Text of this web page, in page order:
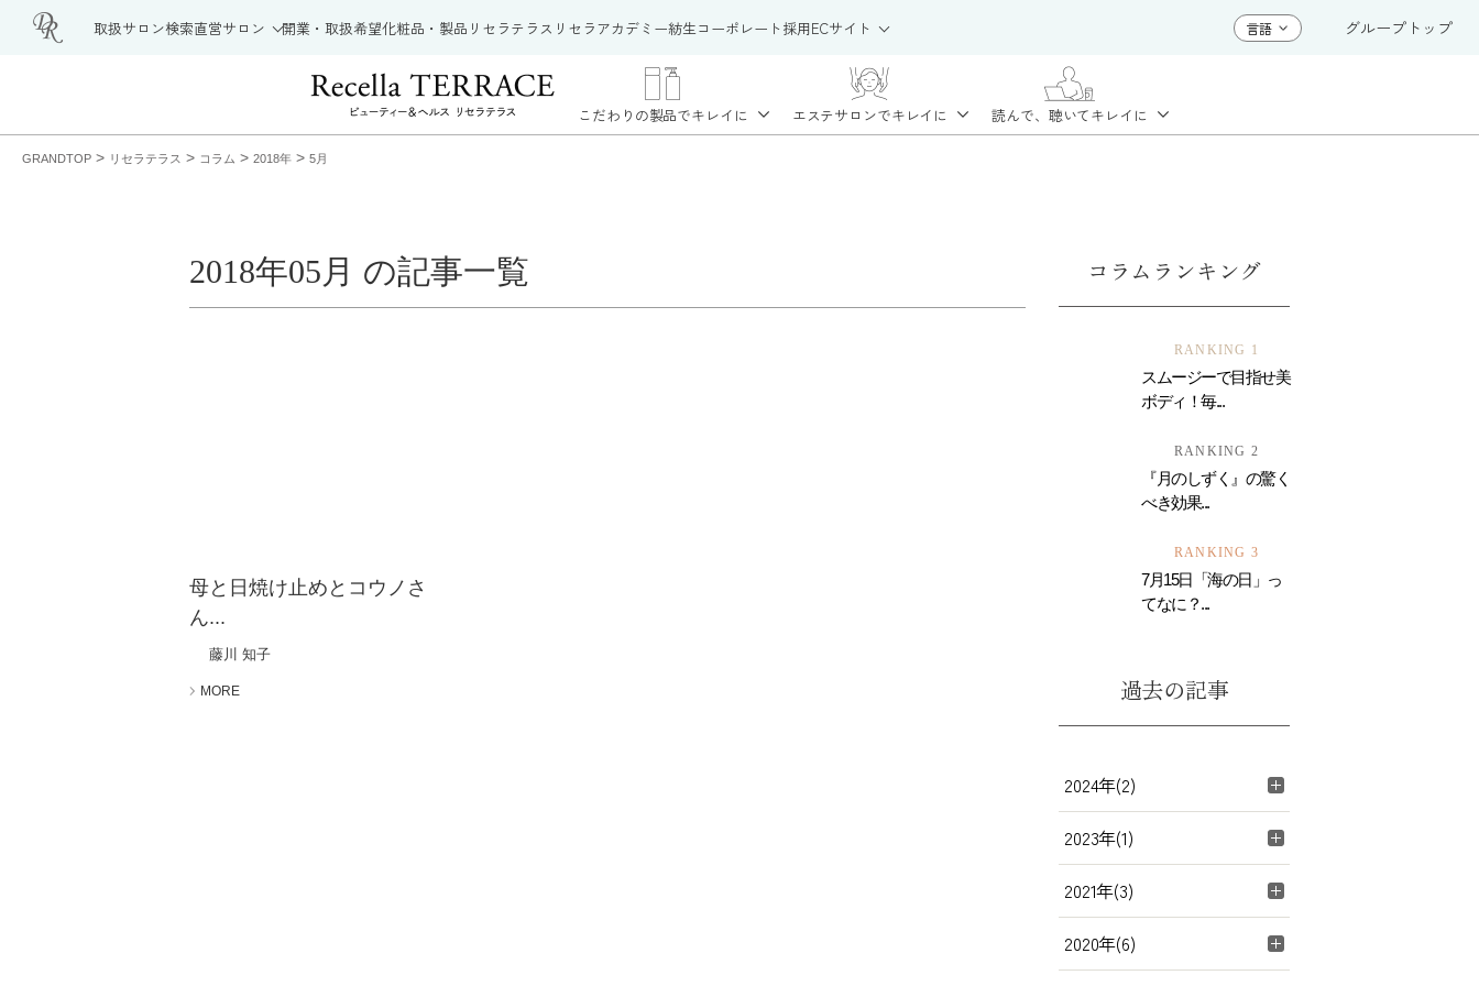
取扱サロン検索直営サロン 開業・取扱希望化粧品・製品 リセラテラス リセラアカデミー紡生コーポレート採用ECサイト グループトップ
こだわりの製品でキレイに エステサロンでキレイに 読んで、聴いてキレイに
GRANDTOP > リセラテラス > コラム > 2018年 > 5月
2018年05月 の記事一覧
母と日焼け止めとコウノさ
ん...
藤川 知子
MORE
コラムランキング
RANKING 1
スムージーで目指せ美
ボディ！毎...
RANKING 2
『月のしずく』の驚く
べき効果...
RANKING 3
7月15日「海の日」っ
てなに？...
過去の記事
2024年(2)
2023年(1)
2021年(3)
2020年(6)